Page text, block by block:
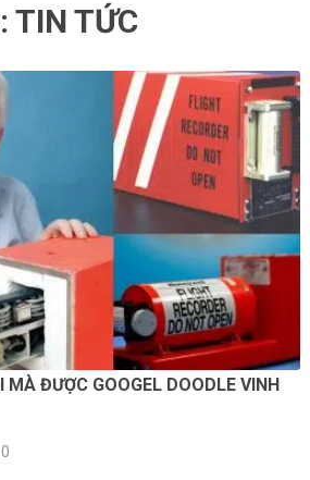
TIN TỨC
MÀ ĐƯỢC GOOGEL DOODLE VINH
0